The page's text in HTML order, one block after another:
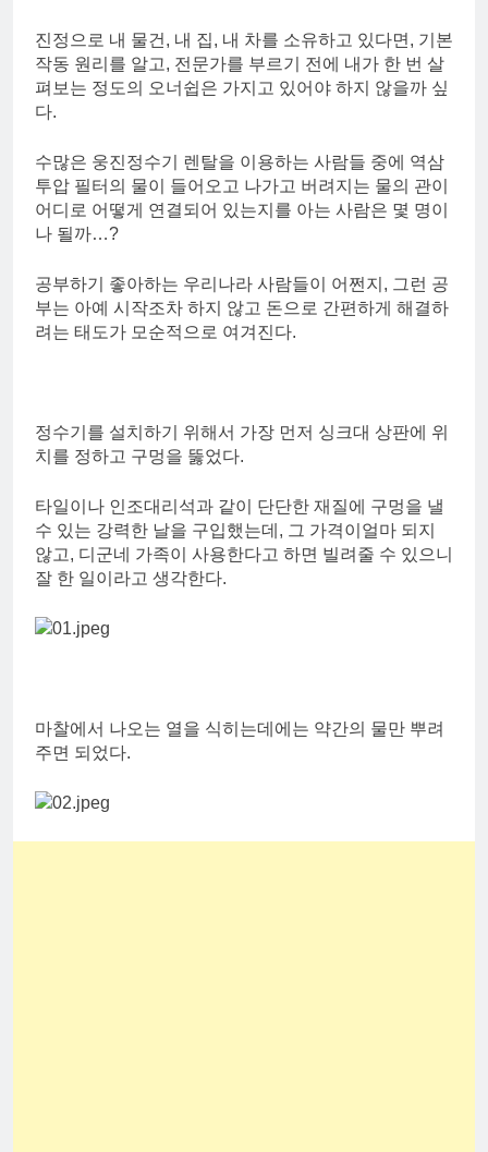
진정으로 내 물건, 내 집, 내 차를 소유하고 있다면, 기본
작동 원리를 알고, 전문가를 부르기 전에 내가 한 번 살
펴보는 정도의 오너쉽은 가지고 있어야 하지 않을까 싶
다.
수많은 웅진정수기 렌탈을 이용하는 사람들 중에 역삼
투압 필터의 물이 들어오고 나가고 버려지는 물의 관이
어디로 어떻게 연결되어 있는지를 아는 사람은 몇 명이
나 될까…?
공부하기 좋아하는 우리나라 사람들이 어쩐지, 그런 공
부는 아예 시작조차 하지 않고 돈으로 간편하게 해결하
려는 태도가 모순적으로 여겨진다.
정수기를 설치하기 위해서 가장 먼저 싱크대 상판에 위
치를 정하고 구멍을 뚫었다.
타일이나 인조대리석과 같이 단단한 재질에 구멍을 낼
수 있는 강력한 날을 구입했는데, 그 가격이얼마 되지
않고, 디군네 가족이 사용한다고 하면 빌려줄 수 있으니
잘 한 일이라고 생각한다.
마찰에서 나오는 열을 식히는데에는 약간의 물만 뿌려
주면 되었다.